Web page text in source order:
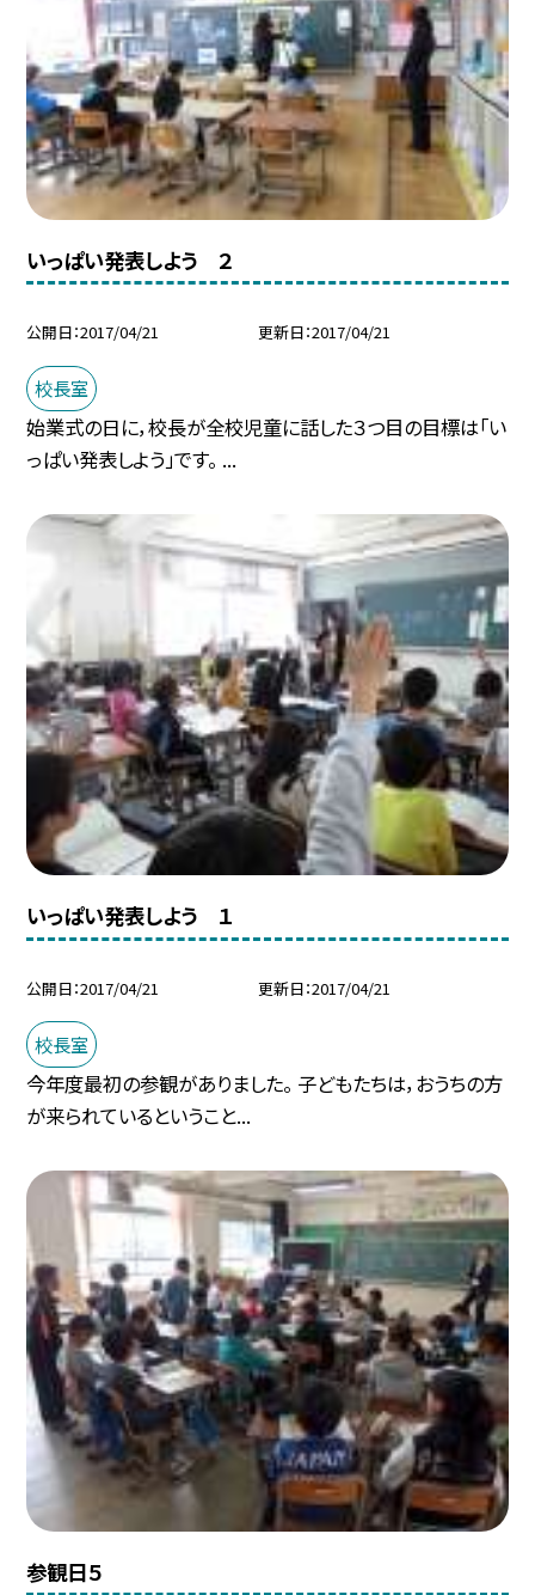
いっぱい発表しよう ２
公開日 2017/04/21 更新日 2017/04/21
校長室
始業式の日に，校長が全校児童に話した３つ目の目標は「い
っぱい発表しよう」です。 ...
いっぱい発表しよう １
公開日 2017/04/21 更新日 2017/04/21
校長室
今年度最初の参観がありました。 子どもたちは，おうちの方
が来られているということ...
参観日５